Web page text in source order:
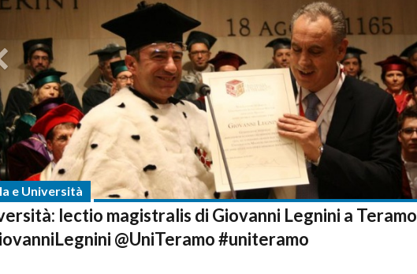
e Università
lectio magistralis di Giovanni Legnini a Teramo
@UniTeramo #uniteramo